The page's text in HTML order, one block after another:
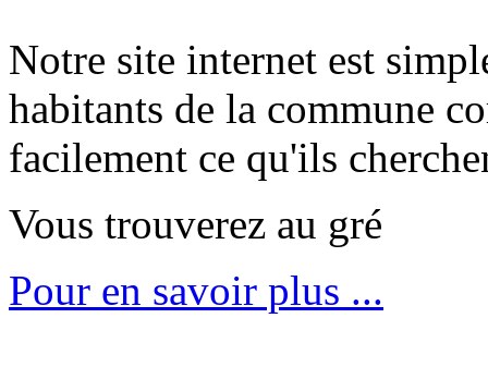
Notre site internet est
habitants de la commune
facilement ce qu'ils
Vous trouverez au gré
Pour en savoir plus ...